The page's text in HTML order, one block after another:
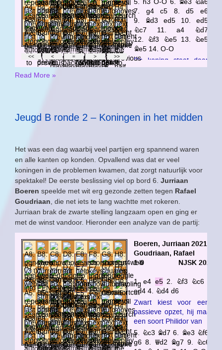
Read More »
Jeugd B ronde 2 – Koningen in het midden
Het was een dag waarbij veel partijen erg spannend waren
en alle kanten op konden. Opvallend was dat er veel
koningen in de problemen kwamen, dat zorgt natuurlijk voor
spektakel! De eerste beslissing viel op bord 6. Jurriaan
Boeren speelde met wit erg gezonde zetten tegen Rafael
Goudriaan, die net iets te lang wachtte met rokeren.
Jurriaan brak de zwarte stelling langzaam open en ging er
met de winst vandoor. Hieronder een analyze van de partij: